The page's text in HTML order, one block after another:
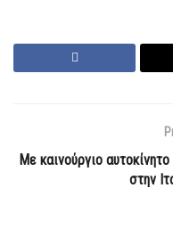
Με καινούργιο
στην